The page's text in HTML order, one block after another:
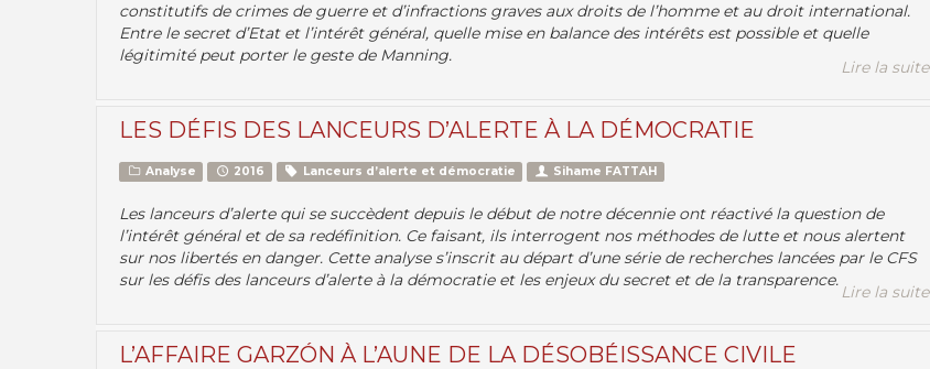
constitutifs de crimes de guerre et d’infractions graves aux droits de l’homme et au droit international.
Entre le secret d’Etat et l’intérêt général, quelle mise en balance des intérêts est possible et quelle
légitimité peut porter le geste de Manning.
Lire la suite
LES DÉFIS DES LANCEURS D’ALERTE À LA DÉMOCRATIE
Analyse 2016 Lanceurs d’alerte et démocratie Sihame FATTAH
Les lanceurs d’alerte qui se succèdent depuis le début de notre décennie ont réactivé la question de
l’intérêt général et de sa redéfinition. Ce faisant, ils interrogent nos méthodes de lutte et nous alertent
sur nos libertés en danger. Cette analyse s’inscrit au départ d’une série de recherches lancées par le CFS
sur les défis des lanceurs d’alerte à la démocratie et les enjeux du secret et de la transparence.
Lire la suite
L’AFFAIRE GARZÓN À L’AUNE DE LA DÉSOBÉISSANCE CIVILE